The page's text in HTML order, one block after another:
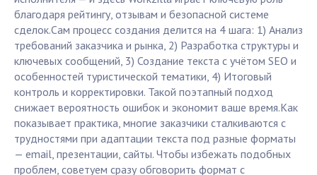
благодаря рейтингу, отзывам и безопасной системе
сделок.Сам процесс создания делится на 4 шага: 1) Анализ
требований заказчика и рынка, 2) Разработка структуры и
ключевых сообщений, 3) Создание текста с учётом SEO и
особенностей туристической тематики, 4) Итоговый
контроль и корректировки. Такой поэтапный подход
снижает вероятность ошибок и экономит ваше время.Как
показывает практика, многие заказчики сталкиваются с
трудностями при адаптации текста под разные форматы
— email, презентации, сайты. Чтобы избежать подобных
проблем, советуем сразу обговорить формат с